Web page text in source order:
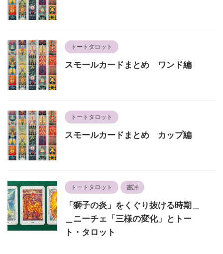
トートタロット
スモールカードまとめ ワンド編
トートタロット
スモールカードまとめ カップ編
トートタロット 書評
「獅子の炎」をくぐり抜ける時期＿
＿ニーチェ「三様の変化」とトー
ト・タロット